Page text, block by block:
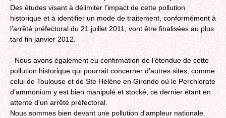
Des études visant à délimiter l’impact de cette pollution
historique et à identifier un mode de traitement, conformément à
l’arrêté préfectoral du 21 juillet 2011, vont être finalisées au plus
tard fin janvier 2012.
- Nous avons également eu confirmation de l’étendue de cette
pollution historique qui pourrait concerner d’autres sites, comme
celui de Toulouse et de Ste Hélène en Gironde où le Perchlorate
d’ammonium y est bien manipulé et stocké, ce dernier étant en
attente d’un arrêté préfectoral.
Nous sommes bien devant une pollution d'ampleur nationale.